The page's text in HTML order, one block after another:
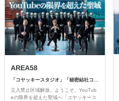
AREA58
立入禁止区域解放。ようこそ、YouTub
eの限界を超えた聖域へ「コヤッキース